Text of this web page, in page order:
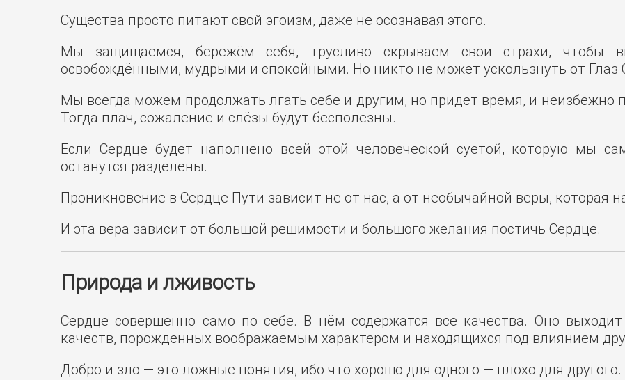
Существа просто питают свой эгоизм, даже не осознавая этого.
Мы защищаемся, бережём себя, трусливо скрываем свои страхи, чтобы
освобождёнными, мудрыми и спокойными. Но никто не может ускользнуть от Глаз
Мы всегда можем продолжать лгать себе и другим, но придёт время, и неизбежно
Тогда плач, сожаление и слёзы будут бесполезны.
Если Сердце будет наполнено всей этой человеческой суетой, которую мы
останутся разделены.
Проникновение в Сердце Пути зависит не от нас, а от необычайной веры, которая
И эта вера зависит от большой решимости и большого желания постичь Сердце.
Природа и лживость
Сердце совершенно само по себе. В нём содержатся все качества. Оно
качеств, порождённых воображаемым характером и находящихся под влиянием
Добро и зло — это ложные понятия, ибо что хорошо для одного — плохо для другого.